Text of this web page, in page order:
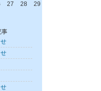
27 28
29
事